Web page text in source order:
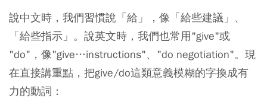
說中文時，我們習慣說「給」，像「給些建議」、
「給些指示」。說英文時，我們也常用"give"或
"do"，像"give…instructions"、"do negotiation"。現
在直接講重點，把give/do這類意義模糊的字換成有
力的動詞：